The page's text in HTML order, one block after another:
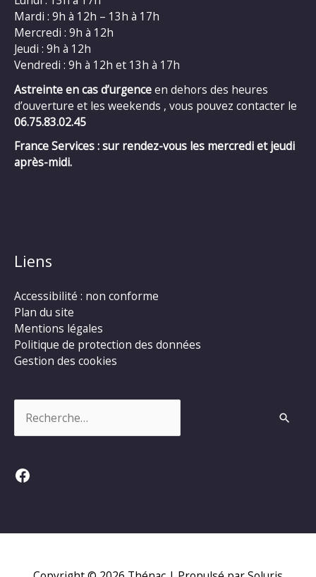
Mardi : 9h à 12h – 13h à 17h
Mercredi : 9h à 12h
Jeudi : 9h à 12h
Vendredi : 9h à 12h et 13h à 17h
Astreinte en cas d’urgenceen dehors des heures
d’ouverture et les weekends , vous pouvez contacter le
06.75.83.02.45
France Services : sur rendez-vous les mercredi et jeudi
après-midi.
Liens
Accessibilité : non conforme
Plan du site
Mentions légales
Politique de protection des données
Gestion des cookies
Facebook